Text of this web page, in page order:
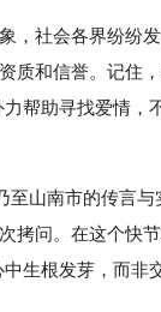
，社会各界纷纷
质和信誉。记住
帮助寻找爱情
山南市的传言与
拷问。在这个快
生根发芽，而非